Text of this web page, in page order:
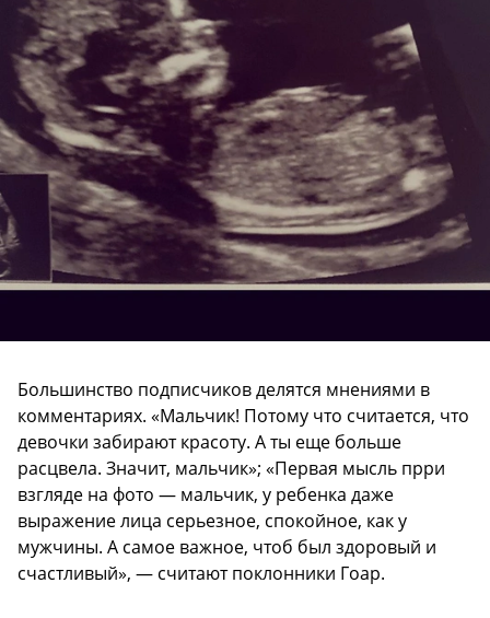
Большинство подписчиков делятся мнениями в
комментариях. «Мальчик! Потому что считается, что
девочки забирают красоту. А ты еще больше
расцвела. Значит, мальчик»; «Первая мысль прри
взгляде на фото — мальчик, у ребенка даже
выражение лица серьезное, спокойное, как у
мужчины. А самое важное, чтоб был здоровый и
счастливый», — считают поклонники Гоар.